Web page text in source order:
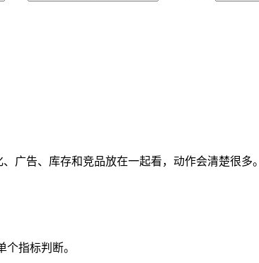
广告、库存和竞品放在一起看，动作会清楚很多。
指标判断。